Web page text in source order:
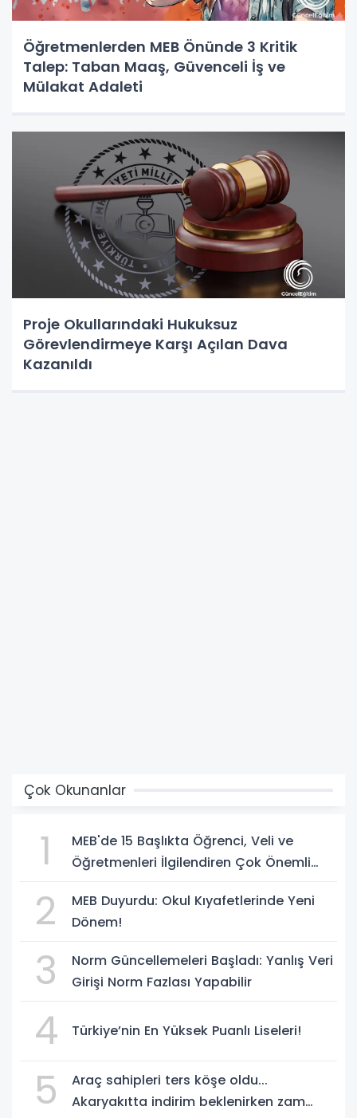
Öğretmenlerden MEB Önünde 3 Kritik
Talep: Taban Maaş, Güvenceli İş ve
Mülakat Adaleti
Proje Okullarındaki Hukuksuz
Görevlendirmeye Karşı Açılan Dava
Kazanıldı
Çok Okunanlar
1
MEB'de 15 Başlıkta Öğrenci, Veli ve
Öğretmenleri İlgilendiren Çok Önemli
2
MEB Duyurdu: Okul Kıyafetlerinde Yeni
Dönem!
3
Norm Güncellemeleri Başladı: Yanlış Veri
Girişi Norm Fazlası Yapabilir
4 Türkiye’nin En Yüksek Puanlı Liseleri!
5
Araç sahipleri ters köşe oldu...
Akaryakıtta indirim beklenirken zam